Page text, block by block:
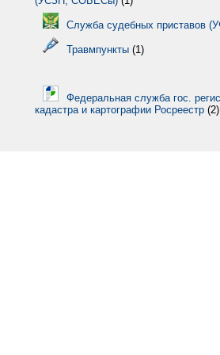
Служба судебных приставов
Травмпункты (1)
Федеральная служба гос.
кадастра и картографии Росреестр (2)